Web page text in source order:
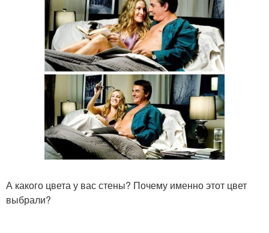
А какого цвета у вас стены? Почему именно этот цвет
выбрали?